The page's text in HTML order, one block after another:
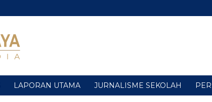
LAPORAN UTAMA JURNALISME SEKOLAH